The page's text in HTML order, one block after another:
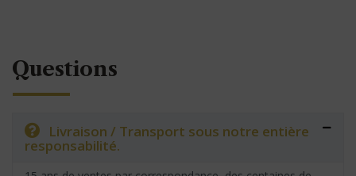
Questions
Livraison / Transport sous notre entière
responsabilité.